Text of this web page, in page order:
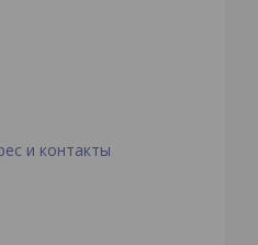
и контакты